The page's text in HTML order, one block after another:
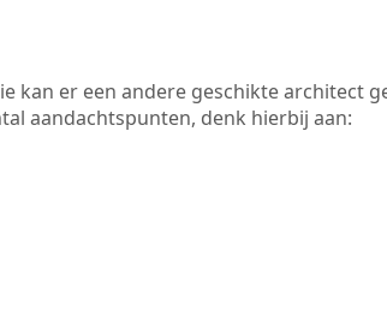
kan er een andere geschikte architect
aandachtspunten, denk hierbij aan: